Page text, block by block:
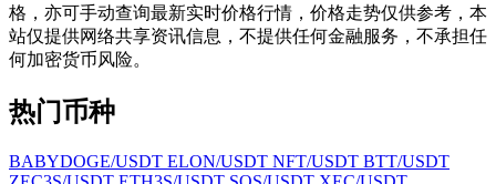
格，亦可手动查询最新实时价格行情，价格走势仅供参考，本
站仅提供网络共享资讯信息，不提供任何金融服务，不承担任
何加密货币风险。
热门币种
BABYDOGE/USDT ELON/USDT NFT/USDT BTT/USDT